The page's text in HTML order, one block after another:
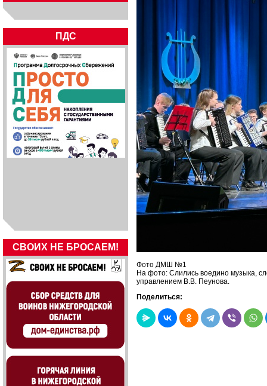
ПДС
СВОИХ НЕ БРОСАЕМ!
Фото ДМШ №1
На фото: Слились воедино музыка,
управлением В.В. Пеунова.
Поделиться: